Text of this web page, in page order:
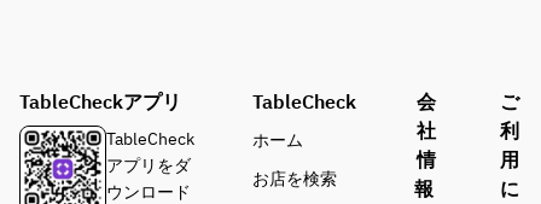
TableCheckアプリ
TableCheck
アプリをダ
ウンロード
TableCheck
ホーム
お店を検索
会
社
情
報
ご
利
用
に